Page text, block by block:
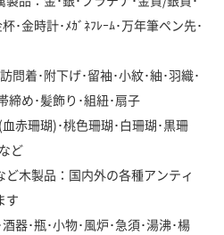
･金時計･ﾒｶﾞﾈﾌﾚｰﾑ･万年筆ペン先･
問着･附下げ･留袖･小紋･紬･羽織･
締め･髪飾り･組紐･扇子
赤珊瑚)･桃色珊瑚･白珊瑚･黒珊
ど
木製品：国内外の各種アンティ
す
器･瓶･小物･風炉･急須･湯沸･楊